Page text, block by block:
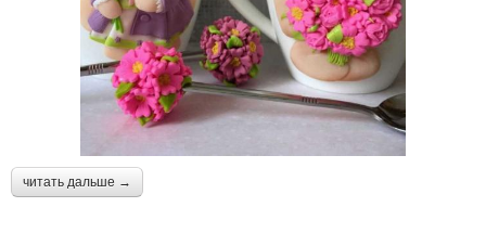
читать дальше →